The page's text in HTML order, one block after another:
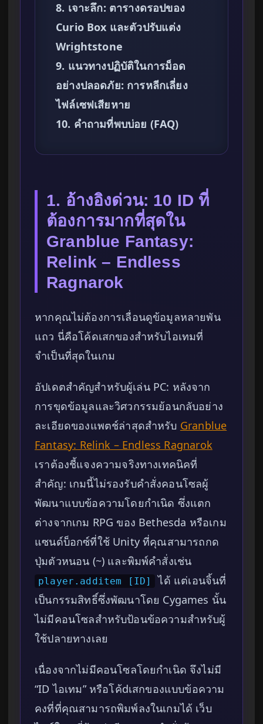
8. เจาะลึก: ตารางดรอปของ
Curio Box และตัวปรับแต่ง
Wrightstone
9. แนวทางปฏิบัติในการม็อด
อย่างปลอดภัย: การหลีกเลี่ยง
ไฟล์เซฟเสียหาย
10. คำถามที่พบบ่อย (FAQ)
1. อ้างอิงด่วน: 10 ID ที่
ต้องการมากที่สุดใน
Granblue Fantasy:
Relink – Endless
Ragnarok
หากคุณไม่ต้องการเลื่อนดูข้อมูลหลายพัน
แถว นี่คือโค้ดเสกของสำหรับไอเทมที่
จำเป็นที่สุดในเกม
อัปเดตสำคัญสำหรับผู้เล่น PC: หลังจาก
การขุดข้อมูลและวิศวกรรมย้อนกลับอย่าง
ละเอียดของแพตช์ล่าสุดสำหรับ Granblue
Fantasy: Relink – Endless Ragnarok
เราต้องชี้แจงความจริงทางเทคนิคที่
สำคัญ: เกมนี้ไม่รองรับคำสั่งคอนโซลผู้
พัฒนาแบบข้อความโดยกำเนิด ซึ่งแตก
ต่างจากเกม RPG ของ Bethesda หรือเกม
แซนด์บ็อกซ์ที่ใช้ Unity ที่คุณสามารถกด
ปุ่มตัวหนอน (~) และพิมพ์คำสั่งเช่น
player.additem [ID]
ได้ แต่เอนจิ้นที่
เป็นกรรมสิทธิ์ซึ่งพัฒนาโดย Cygames นั้น
ไม่มีคอนโซลสำหรับป้อนข้อความสำหรับผู้
ใช้ปลายทางเลย
เนื่องจากไม่มีคอนโซลโดยกำเนิด จึงไม่มี
“ID ไอเทม” หรือโค้dเสกของแบบข้อความ
คงที่ที่คุณสามารถพิมพ์ลงในเกมได้ เว็บ